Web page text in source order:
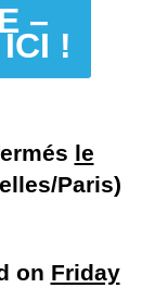
–
!
le
Paris)
on Friday